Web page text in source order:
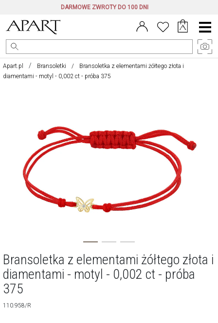
DARMOWE ZWROTY DO 100 DNI
Menu
główne
Apart.pl Bransoletki
Bransoletka z elementami żółtego złota i
diamentami - motyl - 0,002 ct - próba 375
Bransoletka z elementami żółtego złota i
diamentami - motyl - 0,002 ct - próba
375
110.958/R